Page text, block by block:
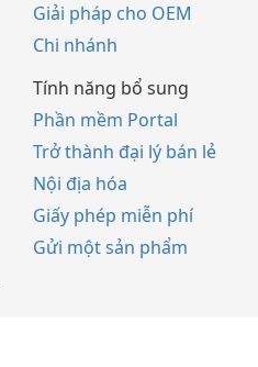
Giải pháp cho OEM
Chi nhánh
Tính năng bổ sung
Phần mềm Portal
Trở thành đại lý bán lẻ
Nội địa hóa
Giấy phép miễn phí
Gửi một sản phẩm